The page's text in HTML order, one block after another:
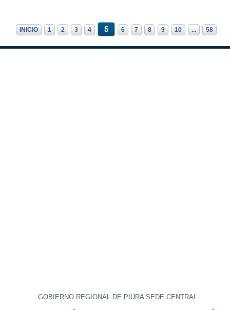
INICIO 1 2 3 4 5 6 7 8 9 10 ... 58
GOBIERNO REGIONAL DE PIURA SEDE CENTRAL